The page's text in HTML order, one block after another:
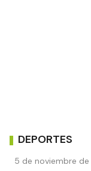
DEPORTES
5 de noviembre